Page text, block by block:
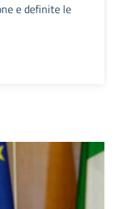
e definite le